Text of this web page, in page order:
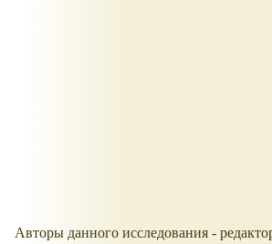
Авторы данного исследования -